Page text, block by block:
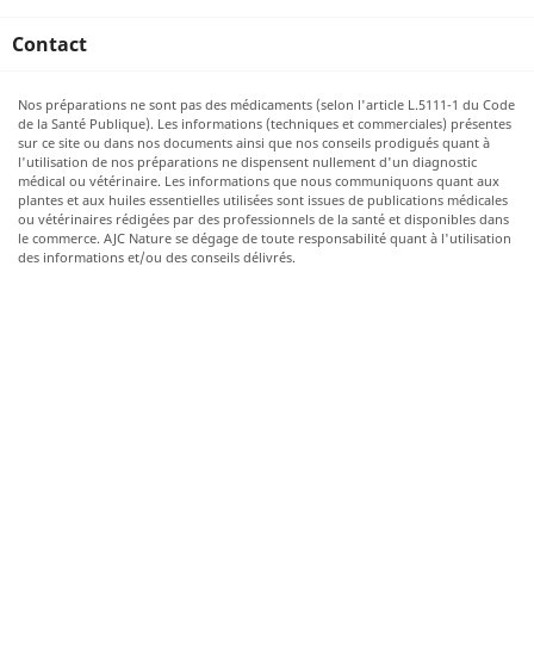
Contact
Nos préparations ne sont pas des médicaments (selon l'article L.5111-1 du Code
de la Santé Publique). Les informations (techniques et commerciales) présentes
sur ce site ou dans nos documents ainsi que nos conseils prodigués quant à
l'utilisation de nos préparations ne dispensent nullement d'un diagnostic
médical ou vétérinaire. Les informations que nous communiquons quant aux
plantes et aux huiles essentielles utilisées sont issues de publications médicales
ou vétérinaires rédigées par des professionnels de la santé et disponibles dans
le commerce. AJC Nature se dégage de toute responsabilité quant à l'utilisation
des informations et/ou des conseils délivrés.